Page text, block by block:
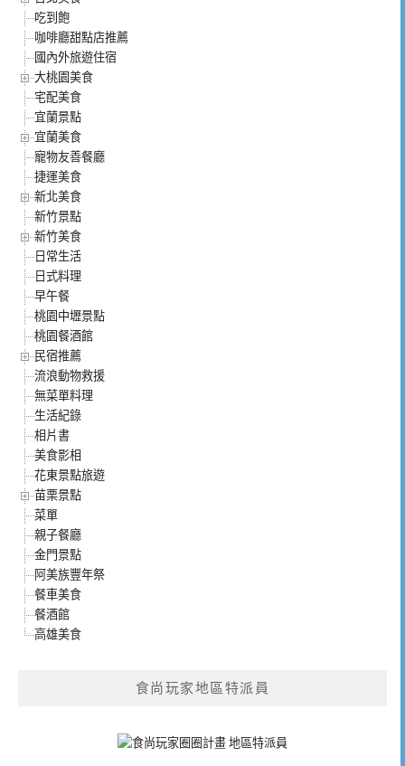
吃到飽
咖啡廳甜點店推薦
國內外旅遊住宿
大桃園美食
宅配美食
宜蘭景點
宜蘭美食
寵物友善餐廳
捷運美食
新北美食
新竹景點
新竹美食
日常生活
日式料理
早午餐
桃園中壢景點
桃園餐酒館
民宿推薦
流浪動物救援
無菜單料理
生活紀錄
相片書
美食影相
花東景點旅遊
苗栗景點
菜單
親子餐廳
金門景點
阿美族豐年祭
餐車美食
餐酒館
高雄美食
食尚玩家地區特派員